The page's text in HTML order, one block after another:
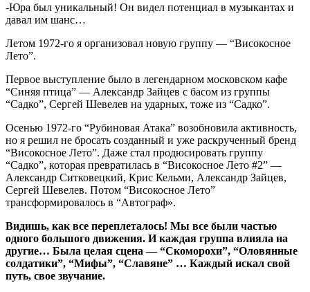
-Юра был уникальный! Он видел потенциал в музыкантах и
давал им шанс…
Летом 1972-го я организовал новую группу — “Високосное
Лето”.
Первое выступление было в легендарном московском кафе
“Синяя птица” — Александр Зайцев с басом из группы
“Садко”, Сергей Шевелев на ударных, тоже из “Садко”.
Осенью 1972-го “Рубиновая Атака” возобновила активность,
но я решил не бросать созданный и уже раскрученный бренд
“Високосное Лето”. Даже стал продюсировать группу
“Садко”, которая превратилась в “Високосное Лето #2” —
Александр Ситковецкий, Крис Кельми, Александр Зайцев,
Сергей Шевелев. Потом “Високосное Лето”
трансформировалось в “Автограф».
Видишь, как все переплеталось! Мы все были частью
одного большого движения. И каждая группа влияла на
другие… Была целая сцена — “Скоморохи”, “Оловянные
солдатики”, “Мифы”, “Славяне” … Каждый искал свой
путь, свое звучание.